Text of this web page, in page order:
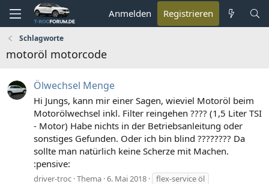
Anmelden Registrieren
Schlagworte
motoröl motorcode
Ölwechsel Menge
Hi Jungs, kann mir einer Sagen, wieviel Motoröl beim
Motorölwechsel inkl. Filter reingehen ???? (1,5 Liter TSI
- Motor) Habe nichts in der Betriebsanleitung oder
sonstiges Gefunden. Oder ich bin blind ???????? Da
sollte man natürlich keine Scherze mit Machen.
:pensive:
driver-troc Thema 6. Mai 2018
flex-service öl